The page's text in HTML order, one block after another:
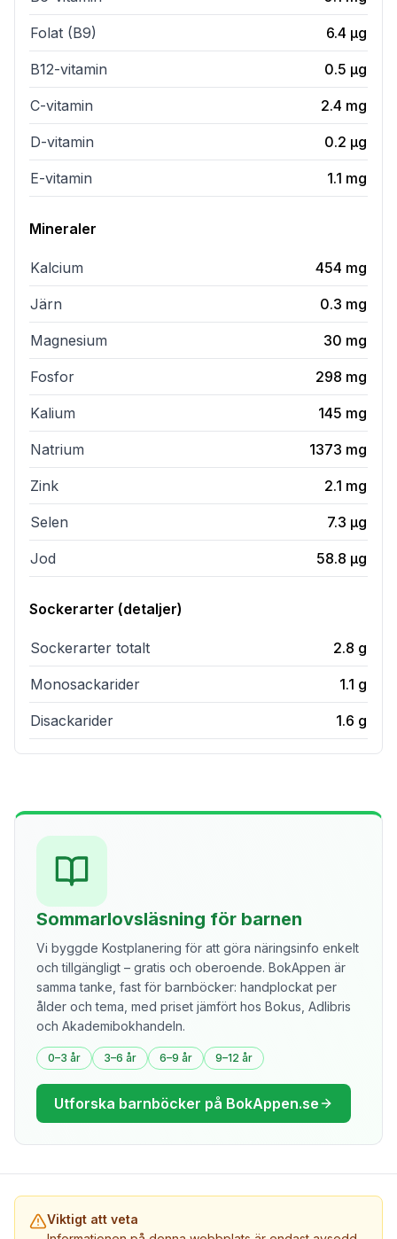
Folat (B9) 6.4 µg
B12-vitamin 0.5 µg
C-vitamin 2.4 mg
D-vitamin 0.2 µg
E-vitamin 1.1 mg
Mineraler
Kalcium 454 mg
Järn 0.3 mg
Magnesium 30 mg
Fosfor 298 mg
Kalium 145 mg
Natrium 1373 mg
Zink 2.1 mg
Selen 7.3 µg
Jod 58.8 µg
Sockerarter (detaljer)
Sockerarter totalt 2.8 g
Monosackarider 1.1 g
Disackarider 1.6 g
Sommarlovsläsning för barnen
Vi byggde Kostplanering för att göra näringsinfo enkelt
och tillgängligt – gratis och oberoende. BokAppen är
samma tanke, fast för barnböcker: handplockat per
ålder och tema, med priset jämfört hos Bokus, Adlibris
och Akademibokhandeln.
0–3 år 3–6 år 6–9 år 9–12 år
Utforska barnböcker på BokAppen.se
Viktigt att veta